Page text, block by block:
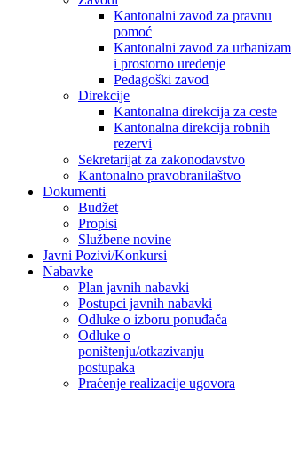
Kantonalni zavod za pravnu
pomoć
Kantonalni zavod za urbanizam
i prostorno uređenje
Pedagoški zavod
Direkcije
Kantonalna direkcija za ceste
Kantonalna direkcija robnih
rezervi
Sekretarijat za zakonodavstvo
Kantonalno pravobranilaštvo
Dokumenti
Budžet
Propisi
Službene novine
Javni Pozivi/Konkursi
Nabavke
Plan javnih nabavki
Postupci javnih nabavki
Odluke o izboru ponuđača
Odluke o
poništenju/otkazivanju
postupaka
Praćenje realizacije ugovora